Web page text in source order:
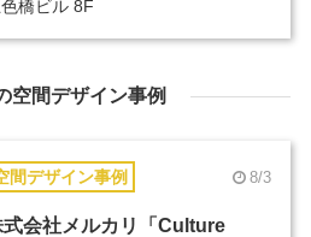
橋ビル 8F
空間デザイン事例
間デザイン事例 8/3
式会社メルカリ「Culture